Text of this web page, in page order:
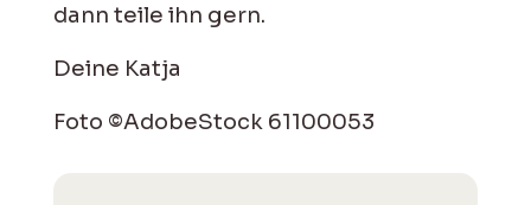
dann teile ihn gern.
Deine Katja
Foto ©AdobeStock 61100053